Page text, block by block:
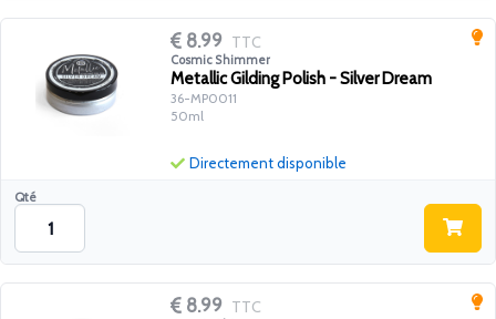
8.99 TTC
Cosmic Shimmer
Metallic Gilding Polish - Silver Dream
36-MP0011
50ml
Qté
Directement disponible
8.99 TTC